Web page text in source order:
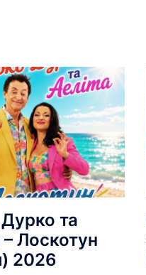
та
– Лоскотун
2026